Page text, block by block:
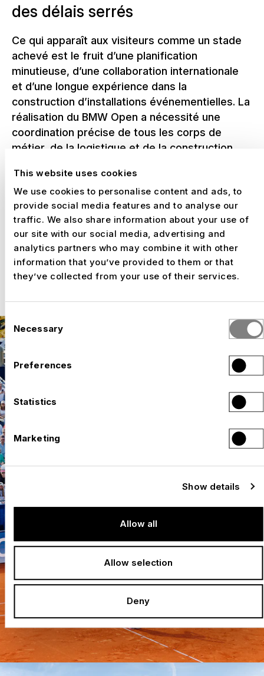
This website uses cookies
We use cookies to personalise content and ads, to
provide social media features and to analyse our
traffic. We also share information about your use of
our site with our social media, advertising and
analytics partners who may combine it with other
information that you’ve provided to them or that
they’ve collected from your use of their services.
Consent
Selection
Necessary
Preferences
Statistics
Marketing
Show details
Allow all
Allow selection
Deny
des délais serrés
Ce qui apparaît aux visiteurs comme un stade
achevé est le fruit d’une planification
minutieuse, d’une collaboration internationale
et d’une longue expérience dans la
construction d’installations événementielles. La
réalisation du BMW Open a nécessité une
coordination précise de tous les corps de
métier, de la logistique et de la construction
bien rodés et à un haut niveau de compétence
en ingénierie, NUSSLI a pu mettre en place
l’ensemble de l’infrastructure événementielle
temporaire de manière efficace et dans le
respect des délais. La combinaison de
systèmes modulaires, de délais de
construction courts et d’une grande qualité
flexibles pour des événements sportifs